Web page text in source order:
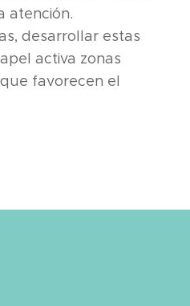
atención.
desarrollar estas
activa zonas
favorecen el